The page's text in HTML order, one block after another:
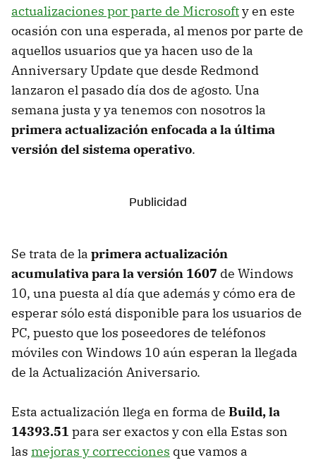
actualizaciones por parte de Microsofty en este
ocasión con una esperada, al menos por parte de
aquellos usuarios que ya hacen uso de la
Anniversary Update que desde Redmond
lanzaron el pasado día dos de agosto. Una
semana justa y ya tenemos con nosotros la
primera actualización enfocada a la última
versión del sistema operativo.
Se trata de la primera actualización
acumulativa para la versión 1607 de Windows
10, una puesta al día que además y cómo era de
esperar sólo está disponible para los usuarios de
PC, puesto que los poseedores de teléfonos
móviles con Windows 10 aún esperan la llegada
de la Actualización Aniversario.
Esta actualización llega en forma de Build, la
14393.51 para ser exactos y con ella Estas son
las mejoras y correcciones que vamos a